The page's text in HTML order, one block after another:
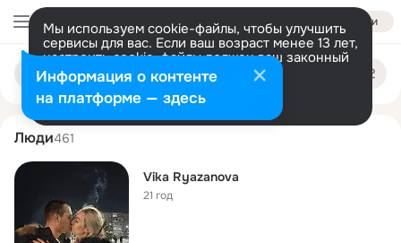
Войти
Мы используем cookie-файлы, чтобы улучшить
сервисы для вас. Если ваш возраст менее 13 лет,
настроить cookie-файлы должен ваш законный
представитель. Больше информации
Разрешить все Настроить
Поиск
людям
vika ryazanova
Люди461
Vika Ryazanova
21 год
Информация о контенте
на платформе — здесь